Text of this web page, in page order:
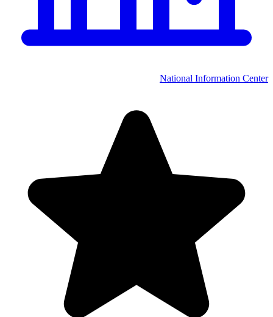
National Information Center